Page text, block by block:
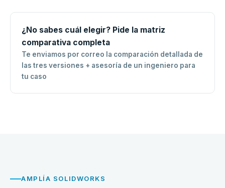
¿No sabes cuál elegir? Pide la matriz
comparativa completa
Te enviamos por correo la comparación detallada de
las tres versiones + asesoría de un ingeniero para
tu caso
AMPLÍA SOLIDWORKS